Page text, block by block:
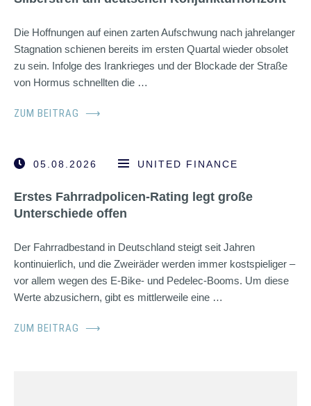
Die Hoffnungen auf einen zarten Aufschwung nach jahrelanger
Stagnation schienen bereits im ersten Quartal wieder obsolet
zu sein. Infolge des Irankrieges und der Blockade der Straße
von Hormus schnellten die …
ZUM BEITRAG ⟶
05.08.2026 UNITED FINANCE
Erstes Fahrradpolicen-Rating legt große
Unterschiede offen
Der Fahrradbestand in Deutschland steigt seit Jahren
kontinuierlich, und die Zweiräder werden immer kostspieliger –
vor allem wegen des E-Bike- und Pedelec-Booms. Um diese
Werte abzusichern, gibt es mittlerweile eine …
ZUM BEITRAG ⟶